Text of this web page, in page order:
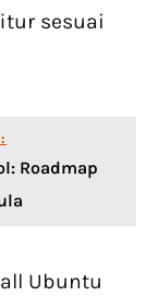
sesuai
Roadmap
Ubuntu